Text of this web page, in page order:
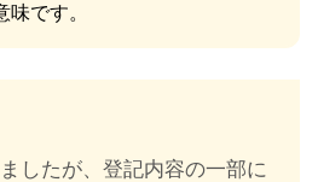
味です。
したが、登記内容の一部に